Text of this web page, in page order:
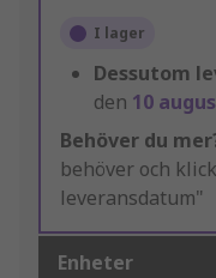
I lager
Dessutom
den 10
Behöver du
behöver och
leveransdatum"
Enheter